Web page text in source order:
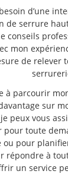
d’une
de serrure
conseils
mon
de relever
à parcourir
sur
peux vous
pour toute
pour
répondre à
un service